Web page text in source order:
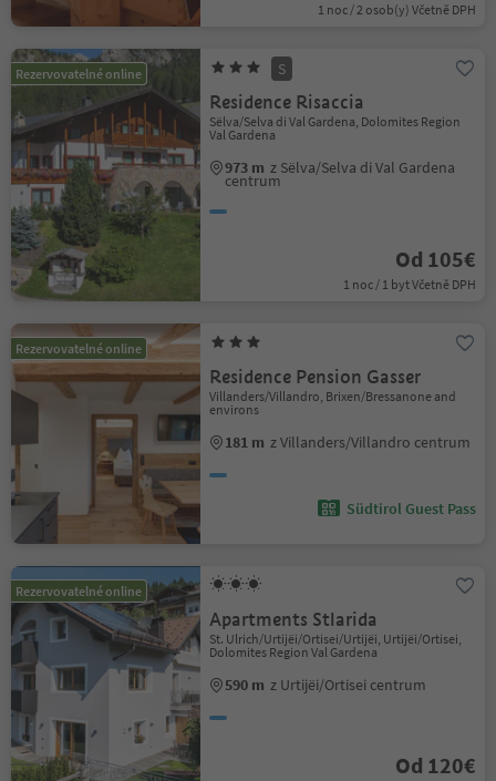
1 noc / 2 osob(y) Včetně DPH
Rezervovatelné online S
Residence Risaccia
Sëlva/Selva di Val Gardena, Dolomites Region
Val Gardena
973 m z Sëlva/Selva di Val Gardena
centrum
Od 105€
1 noc / 1 byt Včetně DPH
Rezervovatelné online
Residence Pension Gasser
Villanders/Villandro, Brixen/Bressanone and
environs
181 m z Villanders/Villandro centrum
Südtirol Guest Pass
Rezervovatelné online
Apartments Stlarida
St. Ulrich/Urtijëi/Ortisei/Urtijëi, Urtijëi/Ortisei,
Dolomites Region Val Gardena
590 m z Urtijëi/Ortisei centrum
Od 120€